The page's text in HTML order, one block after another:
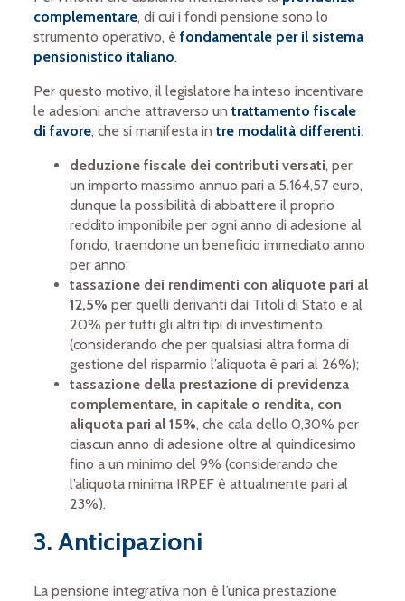
complementare, di cui i fondi pensione sono lo
strumento operativo, èfondamentale per il sistema
pensionistico italiano.
Per questo motivo, il legislatore ha inteso incentivare
le adesioni anche attraverso untrattamento fiscale
di favore, che si manifesta intre modalità differenti:
deduzione fiscale dei contributi versati, per
un importo massimo annuo pari a 5.164,57 euro,
dunque la possibilità di abbattere il proprio
reddito imponibile per ogni anno di adesione al
fondo, traendone un beneficio immediato anno
per anno;
tassazione dei rendimenti con aliquote pari al
12,5% per quelli derivanti dai Titoli di Stato e al
20% per tutti gli altri tipi di investimento
(considerando che per qualsiasi altra forma di
gestione del risparmio l’aliquota è pari al 26%);
tassazione della prestazione di previdenza
complementare, in capitale o rendita, con
aliquota pari al 15%, che cala dello 0,30% per
ciascun anno di adesione oltre al quindicesimo
fino a un minimo del 9% (considerando che
l’aliquota minima IRPEF è attualmente pari al
23%).
3. Anticipazioni
La pensione integrativa non è l’unica prestazione